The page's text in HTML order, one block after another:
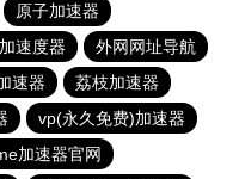
原子加速器
速度器
外网网址导航
速器
荔枝加速器
vp(永久免费)加速器
加速器官网